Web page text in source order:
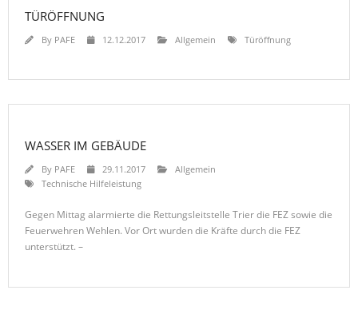
TÜRÖFFNUNG
By PAFE 12.12.2017 Allgemein Türöffnung
WASSER IM GEBÄUDE
By PAFE 29.11.2017
Allgemein
Technische Hilfeleistung
Gegen Mittag alarmierte die Rettungsleitstelle Trier die FEZ sowie die
Feuerwehren Wehlen. Vor Ort wurden die Kräfte durch die FEZ
unterstützt. –